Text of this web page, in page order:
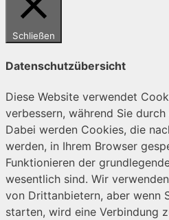
Schließen
Datenschutzübersicht
Diese Website verwendet
verbessern, während Sie
Dabei werden Cookies, die
werden, in Ihrem Browser
Funktionieren der
wesentlich sind. Wir
von Drittanbietern, aber wenn
starten, wird eine Verbindung